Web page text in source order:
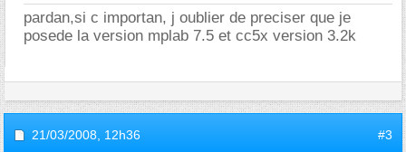
pardan,si c importan, j oublier de preciser que je
posede la version mplab 7.5 et cc5x version 3.2k
21/03/2008, 12h36 #3